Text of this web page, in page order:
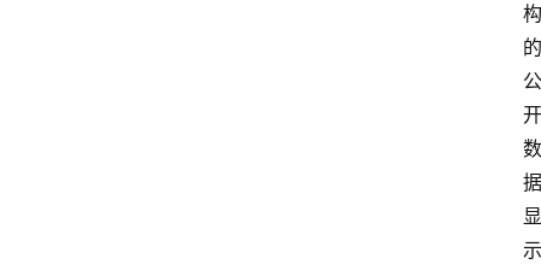
构
的
公
开
数
据
显
示